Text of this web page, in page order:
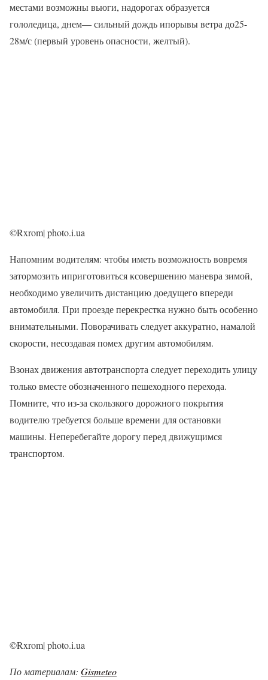
местами возможны вьюги, надорогах образуется
гололедица, днем— сильный дождь ипорывы ветра до25-
28м/с (первый уровень опасности, желтый).
©Rxrom| photo.i.ua
Напомним водителям: чтобы иметь возможность вовремя
затормозить иприготовиться ксовершению маневра зимой,
необходимо увеличить дистанцию доедущего впереди
автомобиля. При проезде перекрестка нужно быть особенно
внимательными. Поворачивать следует аккуратно, намалой
скорости, несоздавая помех другим автомобилям.
Взонах движения автотранспорта следует переходить улицу
только вместе обозначенного пешеходного перехода.
Помните, что из-за скользкого дорожного покрытия
водителю требуется больше времени для остановки
машины. Неперебегайте дорогу перед движущимся
транспортом.
©Rxrom| photo.i.ua
По материалам: Gismeteo